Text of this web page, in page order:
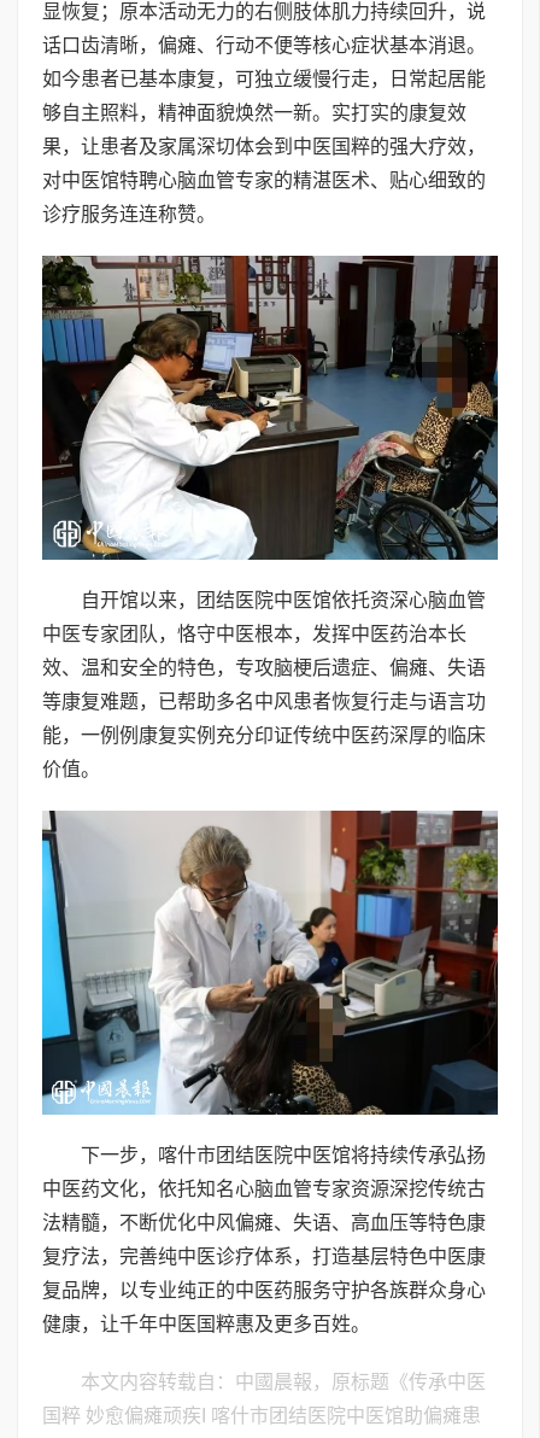
显恢复；原本活动无力的右侧肢体肌力持续回升，说
话口齿清晰，偏瘫、行动不便等核心症状基本消退。
如今患者已基本康复，可独立缓慢行走，日常起居能
够自主照料，精神面貌焕然一新。实打实的康复效
果，让患者及家属深切体会到中医国粹的强大疗效，
对中医馆特聘心脑血管专家的精湛医术、贴心细致的
诊疗服务连连称赞。
自开馆以来，团结医院中医馆依托资深心脑血管
中医专家团队，恪守中医根本，发挥中医药治本长
效、温和安全的特色，专攻脑梗后遗症、偏瘫、失语
等康复难题，已帮助多名中风患者恢复行走与语言功
能，一例例康复实例充分印证传统中医药深厚的临床
价值。
下一步，喀什市团结医院中医馆将持续传承弘扬
中医药文化，依托知名心脑血管专家资源深挖传统古
法精髓，不断优化中风偏瘫、失语、高血压等特色康
复疗法，完善纯中医诊疗体系，打造基层特色中医康
复品牌，以专业纯正的中医药服务守护各族群众身心
健康，让千年中医国粹惠及更多百姓。
本文内容转载自：中國晨報，原标题《传承中医
国粹 妙愈偏瘫顽疾I 喀什市团结医院中医馆助偏瘫患